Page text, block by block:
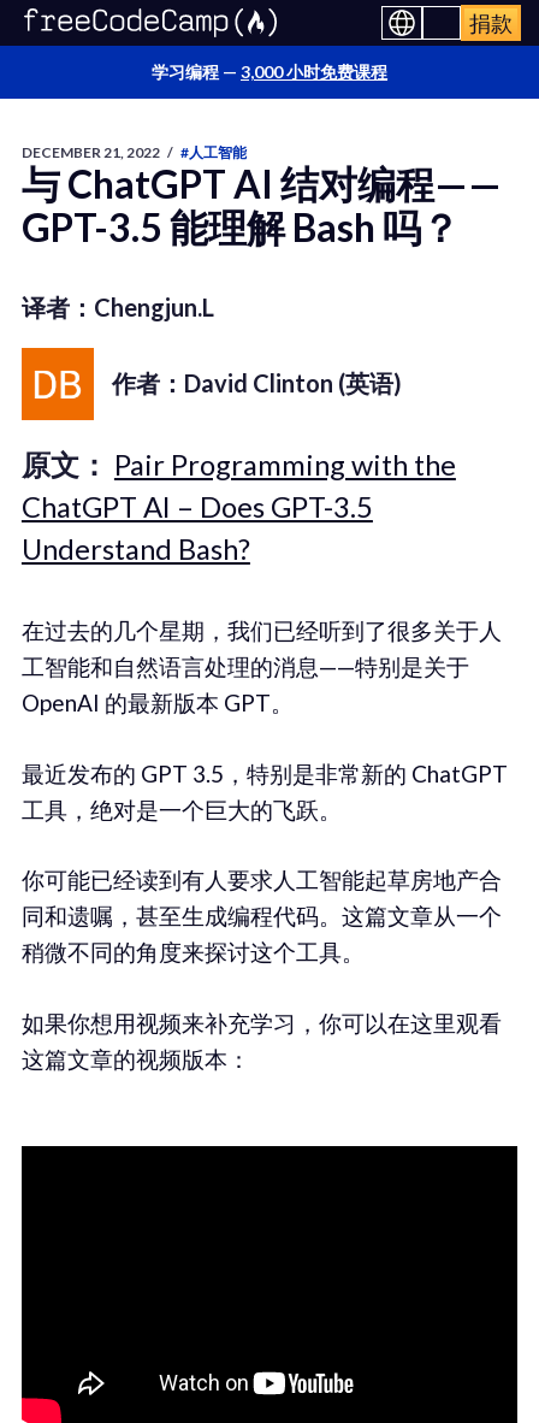
捐款
学习编程 — 3,000 小时免费课程
DECEMBER 21, 2022 / #人工智能
与 ChatGPT AI 结对编程——
GPT-3.5 能理解 Bash 吗？
译者：Chengjun.L
作者：David Clinton (英语)
原文： Pair Programming with the
ChatGPT AI – Does GPT-3.5
Understand Bash?
在过去的几个星期，我们已经听到了很多关于人
工智能和自然语言处理的消息——特别是关于
OpenAI 的最新版本 GPT。
最近发布的 GPT 3.5，特别是非常新的 ChatGPT
工具，绝对是一个巨大的飞跃。
你可能已经读到有人要求人工智能起草房地产合
同和遗嘱，甚至生成编程代码。这篇文章从一个
稍微不同的角度来探讨这个工具。
如果你想用视频来补充学习，你可以在这里观看
这篇文章的视频版本：